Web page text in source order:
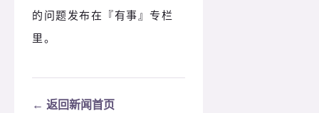
的问题发布在 『有事』专栏
里。
← 返回新闻首页